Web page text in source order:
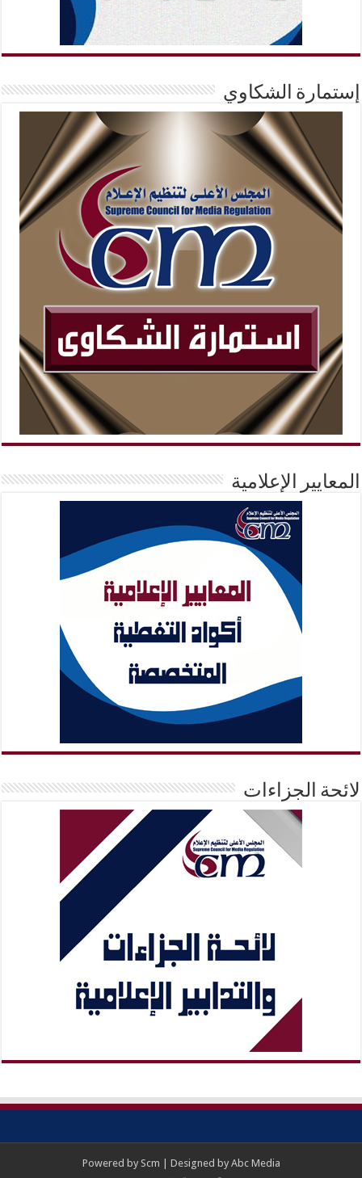
إستمارة الشكاوي
المعايير الإعلامية
لائحة الجزاءات
Powered by Scm | Designed by Abc Media